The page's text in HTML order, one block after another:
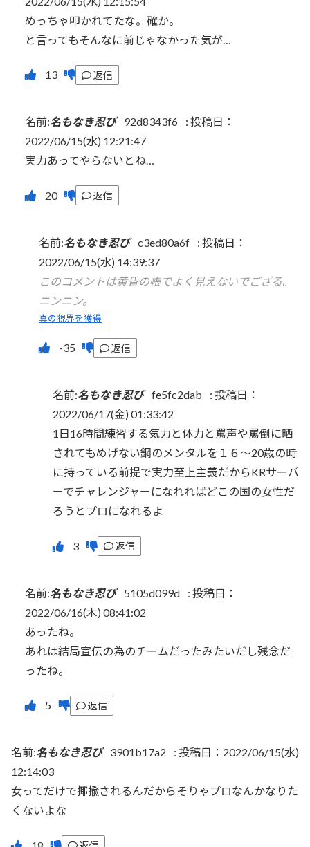
めっちゃ叩かれてたな。確か。
と言ってもそんなに前じゃなかった気が…
返信
名前:名もなき忍び 92d8343f6 : 投稿日：
2022/06/15(水) 12:21:47
実力あってやらないとね…
返信
名前:名もなき忍び c3ed80a6f : 投稿日：
2022/06/15(水) 14:39:37
このコメントは黄昏の帳でよく見えないでござる。
ニンニン。
真の視界を獲得
返信
名前:名もなき忍び fe5fc2dab : 投稿日：
2022/06/17(金) 01:33:42
1日16時間練習する気力と体力と罵声や罵倒に晒
されてもめげない鋼のメンタルを１６～20歳の時
に持っている前提で実力至上主義だからKRサーバ
ーでチャレンジャーになれればどこの国の女性だ
ろうとプロになれるよ
返信
名前:名もなき忍び 5105d099d : 投稿日：
2022/06/16(木) 08:41:02
あったね。
あれは結局宣伝の為のチームだったみたいだし残念だ
ったね。
返信
名前:名もなき忍び 3901b17a2 : 投稿日：2022/06/15(水)
12:14:03
女ってだけで揶揄されるんだからそりゃプロなんかなりた
くないよな